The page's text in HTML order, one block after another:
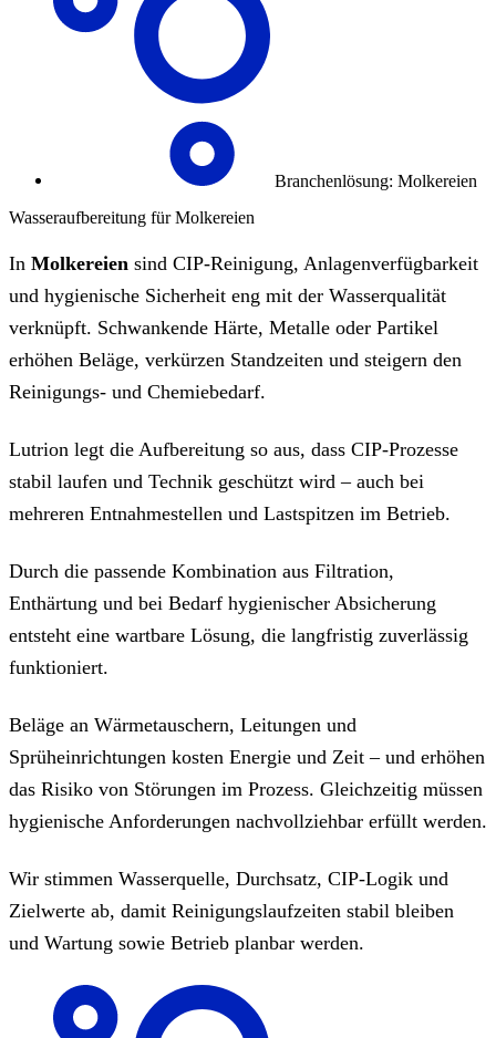
Branchenlösung: Molkereien
Wasseraufbereitung für Molkereien
In Molkereien sind CIP-Reinigung, Anlagenverfügbarkeit
und hygienische Sicherheit eng mit der Wasserqualität
verknüpft. Schwankende Härte, Metalle oder Partikel
erhöhen Beläge, verkürzen Standzeiten und steigern den
Reinigungs- und Chemiebedarf.
Lutrion legt die Aufbereitung so aus, dass CIP-Prozesse
stabil laufen und Technik geschützt wird – auch bei
mehreren Entnahmestellen und Lastspitzen im Betrieb.
Durch die passende Kombination aus Filtration,
Enthärtung und bei Bedarf hygienischer Absicherung
entsteht eine wartbare Lösung, die langfristig zuverlässig
funktioniert.
Beläge an Wärmetauschern, Leitungen und
Sprüheinrichtungen kosten Energie und Zeit – und erhöhen
das Risiko von Störungen im Prozess. Gleichzeitig müssen
hygienische Anforderungen nachvollziehbar erfüllt werden.
Wir stimmen Wasserquelle, Durchsatz, CIP-Logik und
Zielwerte ab, damit Reinigungslaufzeiten stabil bleiben
und Wartung sowie Betrieb planbar werden.